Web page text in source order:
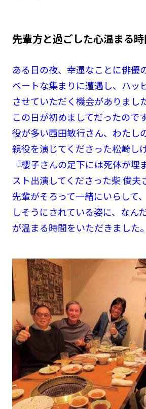
先輩方と過ごした心温まる
ある日の夜、幸運なことに俳優
ベートな集まりに遭遇し、ハッ
させていただく機会がありまし
この日が初めましてだったので
役が多い西田敏行さん、わたし
親役を演じてくださった松崎し
『櫻子さんの足下には死体が埋
スト出演してくださった柴 俊夫
先輩がそろって一緒にいらして
しそうにされている姿に、なん
が温まる時間をいただきました。